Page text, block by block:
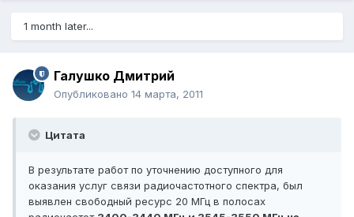
1 month later...
Галушко Дмитрий
Опубликовано 14 марта, 2011
Цитата
В результате работ по уточнению доступного для
оказания услуг связи радиочастотного спектра, был
выявлен свободный ресурс 20 МГц в полосах